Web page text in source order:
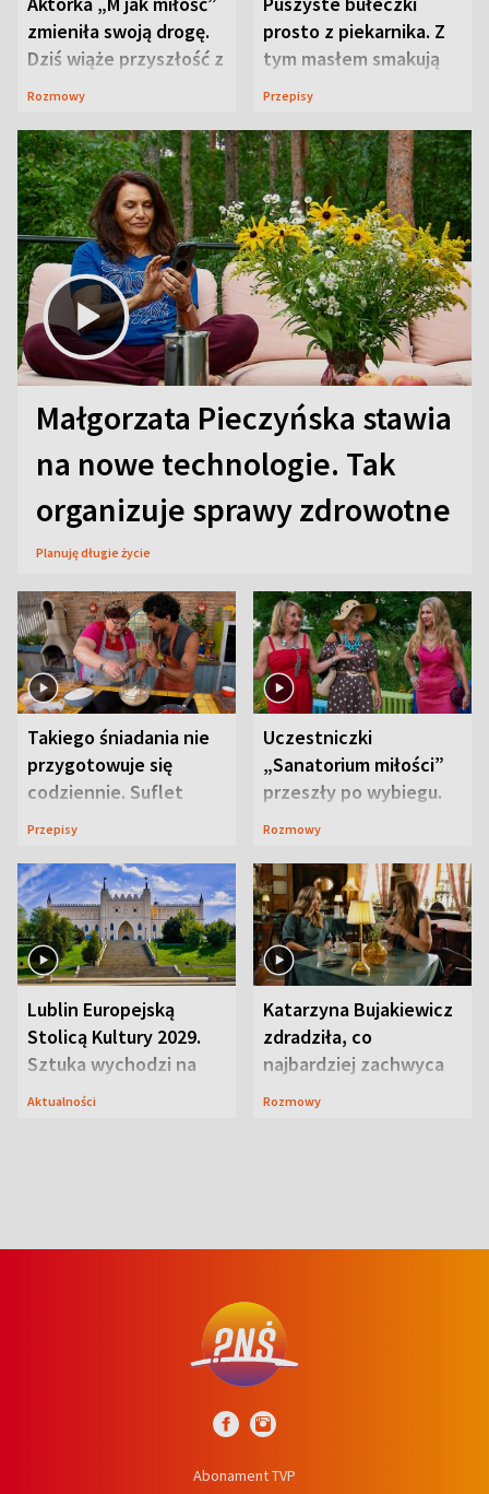
zmieniła swoją drogę.
Dziś wiąże przyszłość z
neurobiologią
Rozmowy
prosto z piekarnika. Z
tym masłem smakują
jeszcze lepiej
Przepisy
Małgorzata Pieczyńska stawia
na nowe technologie. Tak
organizuje sprawy zdrowotne
Planuję długie życie
Takiego śniadania nie
przygotowuje się
codziennie. Suflet
serowy zachwyca
Przepisy
Uczestniczki
„Sanatorium miłości”
przeszły po wybiegu.
Te stylizacje
Rozmowy
Lublin Europejską
Stolicą Kultury 2029.
Sztuka wychodzi na
ulice
Aktualności
Katarzyna Bujakiewicz
zdradziła, co
najbardziej zachwyca
ją w Lublinie
Rozmowy
Abonament TVP